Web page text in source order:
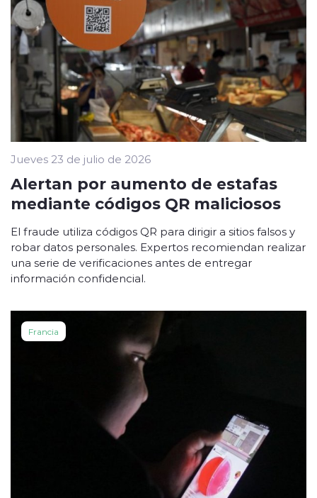
Jueves 23 de julio de 2026
Alertan por aumento de estafas
mediante códigos QR maliciosos
El fraude utiliza códigos QR para dirigir a sitios falsos y
robar datos personales. Expertos recomiendan realizar
una serie de verificaciones antes de entregar
información confidencial.
Francia